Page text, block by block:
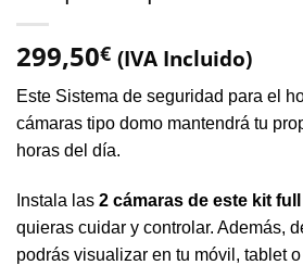
299,50€ (IVA Incluido)
Este Sistema de seguridad para el
cámaras tipo domo mantendrá tu
horas del día.
Instala las 2 cámaras de este kit full
quieras cuidar y controlar. Además,
podrás visualizar en tu móvil, tablet